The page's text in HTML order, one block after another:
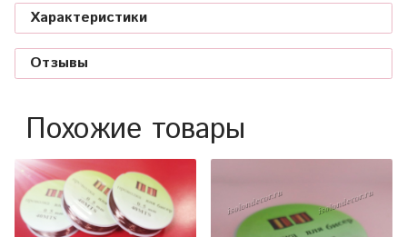
Характеристики
Отзывы
Похожие товары